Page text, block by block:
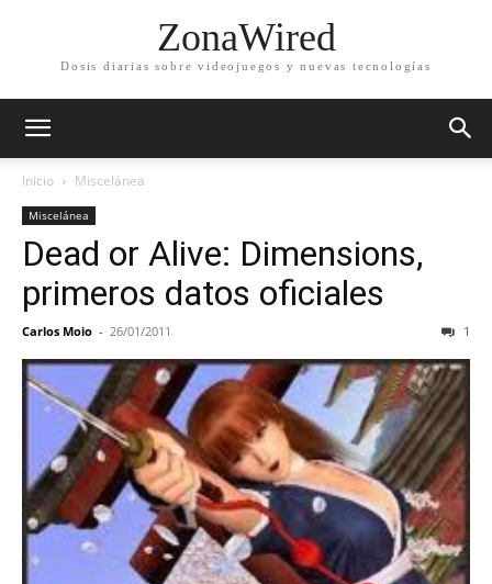
ZonaWired
Dosis diarias sobre videojuegos y nuevas tecnologías
Inicio Miscelánea
Miscelánea
Dead or Alive: Dimensions,
primeros datos oficiales
Carlos Moio - 26/01/2011 1